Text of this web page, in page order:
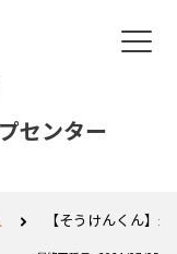
センター
【そうけんくん】